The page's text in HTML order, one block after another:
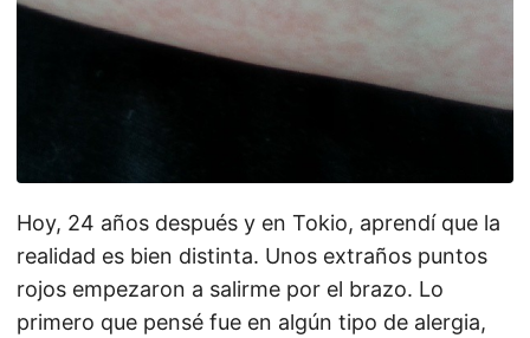
Hoy, 24 años después y en Tokio, aprendí que la
realidad es bien distinta. Unos extraños puntos
rojos empezaron a salirme por el brazo. Lo
primero que pensé fue en algún tipo de alergia,